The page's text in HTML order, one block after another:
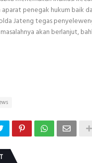
penegak hukum baik
Jateng tegas
akan berlanjut,